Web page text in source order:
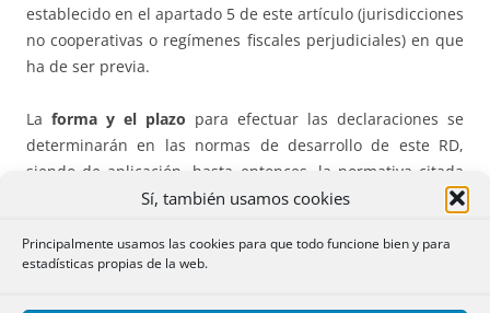
Sí, también usamos cookies
Principalmente usamos las cookies para que todo funcione bien y para
estadísticas propias de la web.
establecido en el apartado 5 de este artículo (jurisdicciones
no cooperativas o regímenes fiscales perjudiciales) en que
ha de ser previa.
La forma y el plazo para efectuar las declaraciones se
determinarán en las normas de desarrollo de este RD,
siendo de aplicación, hasta entonces, la normativa citada
Con carácter general, la inversión será declarada por el
titular residente.